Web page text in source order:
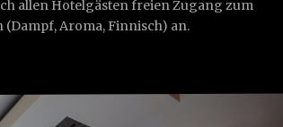
allen Hotelgästen freien Zugang zum
Aroma, Finnisch) an.